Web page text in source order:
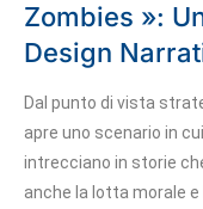
Zombies »:
Design
Dal punto di vista
apre uno scenario in
intrecciano in storie
anche la lotta morale